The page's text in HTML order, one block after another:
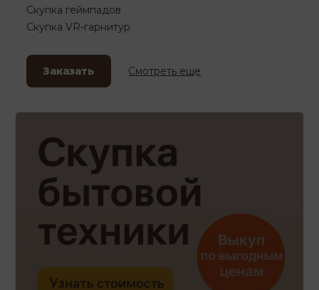
Скупка геймпадов
Скупка VR-гарнитур
Заказать Смотреть еще